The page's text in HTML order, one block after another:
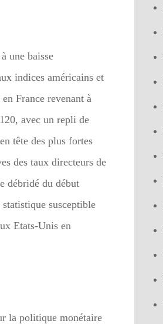
une baisse
indices américains et
France revenant à
avec un repli de
tête des plus fortes
des taux directeurs de
débridé du début
susceptible
Etats-Unis en
la politique monétaire